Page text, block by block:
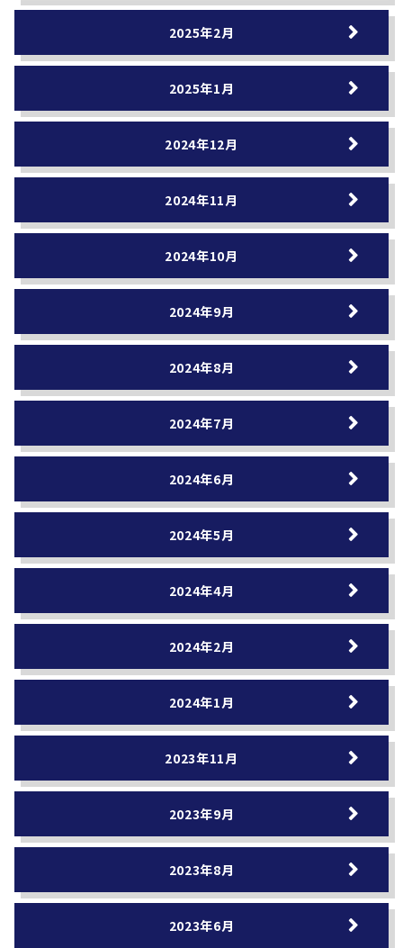
2025年2月
2025年1月
2024年12月
2024年11月
2024年10月
2024年9月
2024年8月
2024年7月
2024年6月
2024年5月
2024年4月
2024年2月
2024年1月
2023年11月
2023年9月
2023年8月
2023年6月